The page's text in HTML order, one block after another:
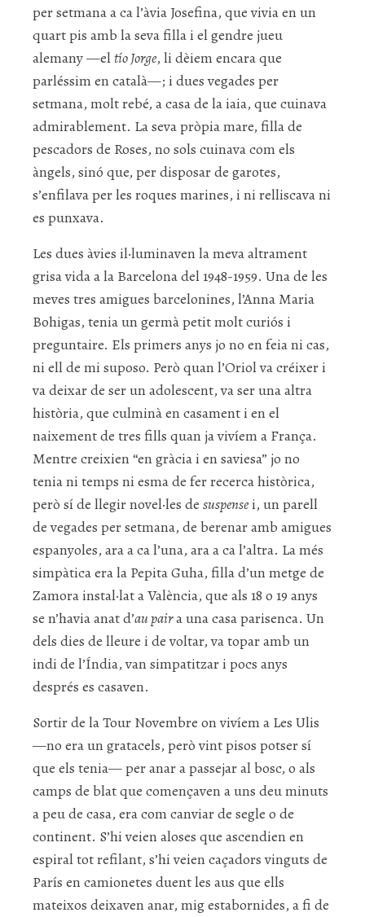
per setmana a ca l’àvia Josefina, que vivia en un
quart pis amb la seva filla i el gendre jueu
alemany —eltío Jorge, li dèiem encara que
parléssim en català—; i dues vegades per
setmana, molt rebé, a casa de la iaia, que cuinava
admirablement. La seva pròpia mare, filla de
pescadors de Roses, no sols cuinava com els
àngels, sinó que, per disposar de garotes,
s’enfilava per les roques marines, i ni relliscava ni
es punxava.
Les dues àvies il·luminaven la meva altrament
grisa vida a la Barcelona del 1948-1959. Una de les
meves tres amigues barcelonines, l’Anna Maria
Bohigas, tenia un germà petit molt curiós i
preguntaire. Els primers anys jo no en feia ni cas,
ni ell de mi suposo. Però quan l’Oriol va créixer i
va deixar de ser un adolescent, va ser una altra
història, que culminà en casament i en el
naixement de tres fills quan ja vivíem a França.
Mentre creixien “en gràcia i en saviesa” jo no
tenia ni temps ni esma de fer recerca històrica,
però sí de llegir novel·les de suspensei, un parell
de vegades per setmana, de berenar amb amigues
espanyoles, ara a ca l’una, ara a ca l’altra. La més
simpàtica era la Pepita Guha, filla d’un metge de
Zamora instal·lat a València, que als 18 o 19 anys
se n’havia anat d’au paira una casa parisenca. Un
dels dies de lleure i de voltar, va topar amb un
indi de l’Índia, van simpatitzar i pocs anys
després es casaven.
Sortir de la Tour Novembre on vivíem a Les Ulis
—no era un gratacels, però vint pisos potser sí
que els tenia— per anar a passejar al bosc, o als
camps de blat que començaven a uns deu minuts
a peu de casa, era com canviar de segle o de
continent. S’hi veien aloses que ascendien en
espiral tot refilant, s’hi veien caçadors vinguts de
París en camionetes duent les aus que ells
mateixos deixaven anar, mig estabornides, a fi de